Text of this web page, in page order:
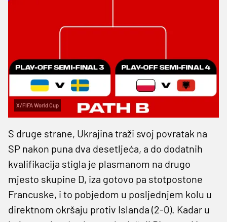
X/FIFA World Cup
S druge strane, Ukrajina traži svoj povratak na
SP nakon puna dva desetljeća, a do dodatnih
kvalifikacija stigla je plasmanom na drugo
mjesto skupine D, iza gotovo pa stotpostone
Francuske, i to pobjedom u posljednjem kolu u
direktnom okršaju protiv Islanda (2-0). Kadar u